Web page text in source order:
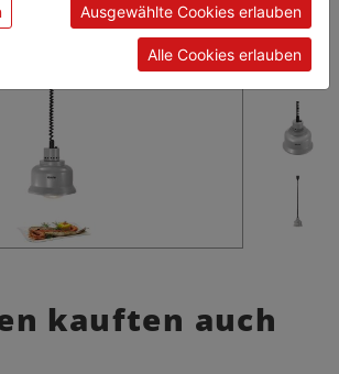
kauften auch
Ausgewählte Cookies erlauben
Alle Cookies erlauben